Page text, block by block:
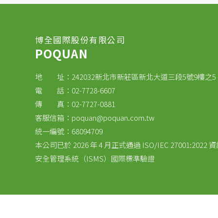
博全國際股份有限公司
POQUAN
地 址：242032新北市新莊區新北大道三段5號9樓之5
電 話：02-7728-6607
傳 真：02-7727-0881
客服信箱： poquan@poquan.com.tw
統一編號：68094709
本公司已於 2026 年 4 月正式通過 ISO/IEC 27001:2022
安全管理系統（ISMS）國際標準驗證